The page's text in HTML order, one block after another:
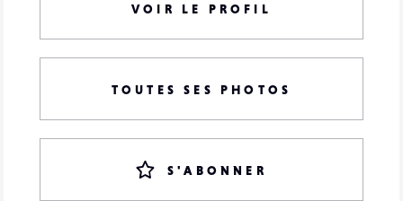
VOIR LE PROFIL
TOUTES SES PHOTOS
S'ABONNER